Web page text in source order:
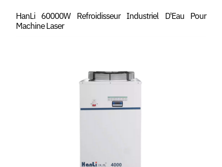
HanLi 60000W Refroidisseur Industriel D'Eau Pour
Machine Laser